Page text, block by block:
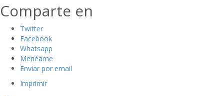
Comparte en
Twitter
Facebook
Whatsapp
Menéame
Enviar por email
Imprimir